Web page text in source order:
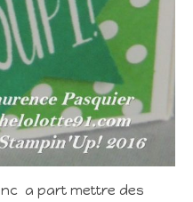
a part mettre des